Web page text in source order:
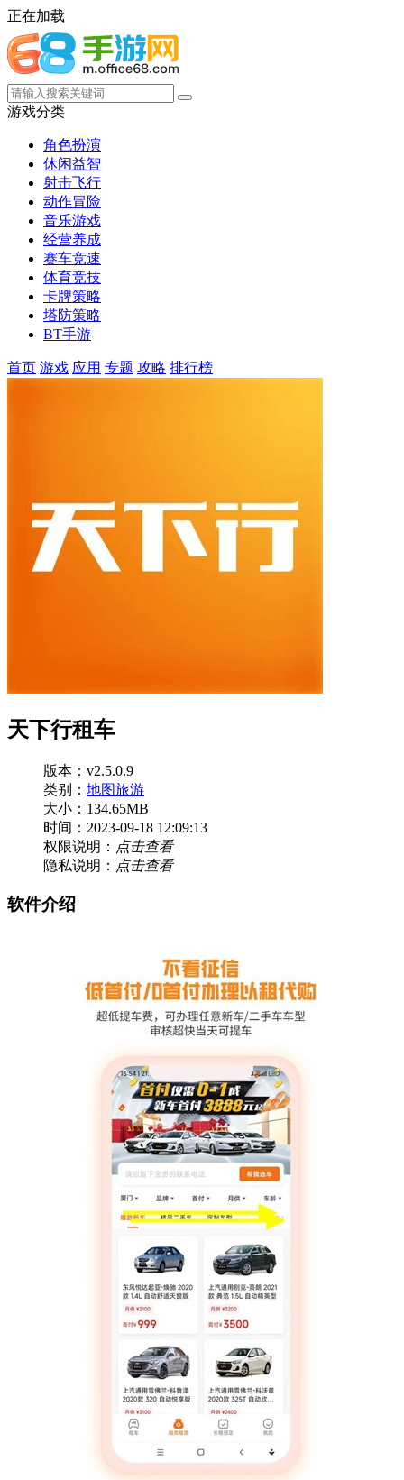
正在加载
游戏分类
角色扮演
休闲益智
射击飞行
动作冒险
音乐游戏
经营养成
赛车竞速
体育竞技
卡牌策略
塔防策略
BT手游
首页 游戏 应用 专题 攻略 排行榜
天下行租车
版本：v2.5.0.9
类别： 地图旅游
大小：134.65MB
时间：2023-09-18 12:09:13
权限说明： 点击查看
隐私说明： 点击查看
软件介绍